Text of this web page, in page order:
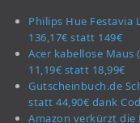
Philips Hue Festavia
136,17€ statt 149€
Acer kabellose Maus
11,19€ statt 18,99€
Gutscheinbuch.de
statt 44,90€ dank
Amazon verkürzt die